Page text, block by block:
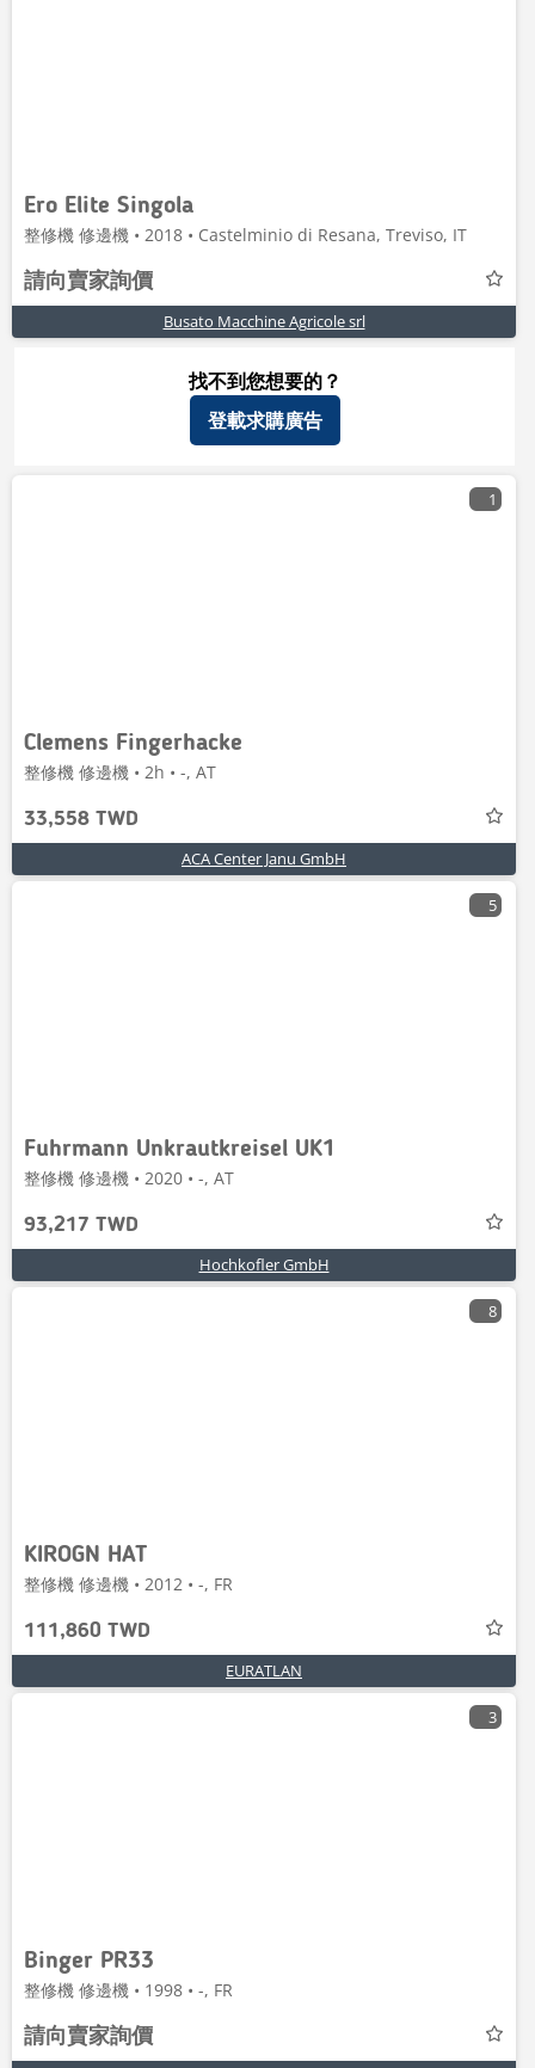
Ero Elite Singola
整修機 修邊機 • 2018 • Castelminio di Resana, Treviso, IT
請向賣家詢價
Busato Macchine Agricole srl
找不到您想要的？
登載求購廣告
1
Clemens Fingerhacke
整修機 修邊機 • 2h • -, AT
33,558 TWD
ACA Center Janu GmbH
5
Fuhrmann Unkrautkreisel UK1
整修機 修邊機 • 2020 • -, AT
93,217 TWD
Hochkofler GmbH
8
KIROGN HAT
整修機 修邊機 • 2012 • -, FR
111,860 TWD
EURATLAN
3
Binger PR33
整修機 修邊機 • 1998 • -, FR
請向賣家詢價